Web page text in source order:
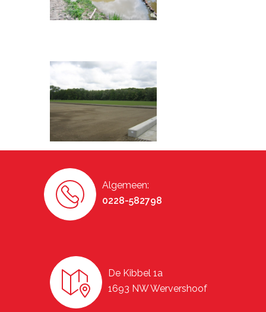
Algemeen:
0228-582798
De Kibbel 1a
1693 NW Wervershoof